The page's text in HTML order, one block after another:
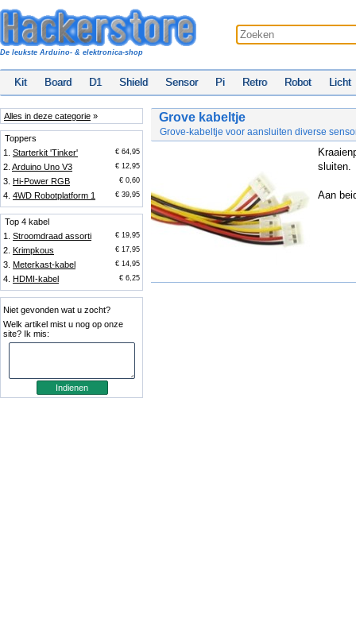
De leukste Arduino- & elektronica-shop
Kit Board D1 Shield Sensor Pi Retro Robot Licht
Alles in deze categorie »
Toppers
1. Starterkit 'Tinker' € 64,95
2. Arduino Uno V3 € 12,95
3. Hi-Power RGB € 0,60
4. 4WD Robotplatform 1 € 39,95
Top 4 kabel
1. Stroomdraad assorti € 19,95
2. Krimpkous € 17,95
3. Meterkast-kabel € 14,95
4. HDMI-kabel € 6,25
Niet gevonden wat u zocht?
Welk artikel mist u nog op onze
site? Ik mis:
Grove kabeltje
Grove-kabeltje voor aansluiten diverse
sluiten.
Aan